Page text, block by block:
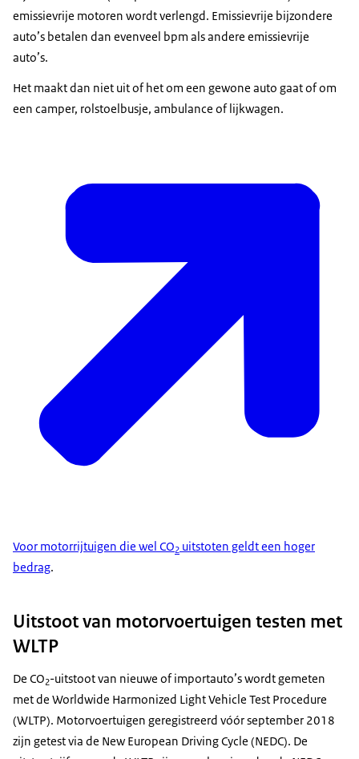
emissievrije motoren wordt verlengd. Emissievrije bijzondere
auto’s betalen dan evenveel bpm als andere emissievrije
auto’s.
Het maakt dan niet uit of het om een gewone auto gaat of om
een camper, rolstoelbusje, ambulance of lijkwagen.
Voor motorrijtuigen die wel CO2 uitstoten geldt een hoger
bedrag.
Uitstoot van motorvoertuigen testen met
WLTP
De CO2-uitstoot van nieuwe of importauto’s wordt gemeten
met de Worldwide Harmonized Light Vehicle Test Procedure
(WLTP). Motorvoertuigen geregistreerd vóór september 2018
zijn getest via de New European Driving Cycle (NEDC). De